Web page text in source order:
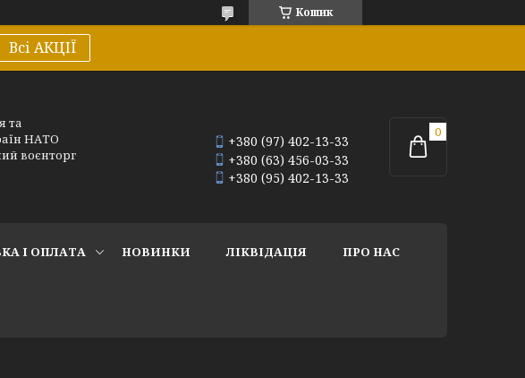
Кошик
Всі АКЦІЇ
та
НАТО
воєнторг
+380 (97) 402-13-33
+380 (63) 456-03-33
+380 (95) 402-13-33
І ОПЛАТА НОВИНКИ ЛІКВІДАЦІЯ ПРО НАС